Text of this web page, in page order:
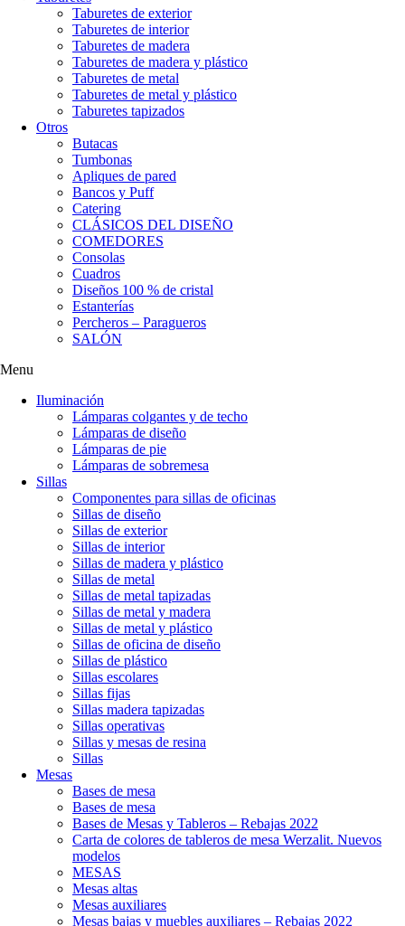
Taburetes de exterior
Taburetes de interior
Taburetes de madera
Taburetes de madera y plástico
Taburetes de metal
Taburetes de metal y plástico
Taburetes tapizados
Otros
Butacas
Tumbonas
Apliques de pared
Bancos y Puff
Catering
CLÁSICOS DEL DISEÑO
COMEDORES
Consolas
Cuadros
Diseños 100 % de cristal
Estanterías
Percheros – Paragueros
SALÓN
Menu
Iluminación
Lámparas colgantes y de techo
Lámparas de diseño
Lámparas de pie
Lámparas de sobremesa
Sillas
Componentes para sillas de oficinas
Sillas de diseño
Sillas de exterior
Sillas de interior
Sillas de madera y plástico
Sillas de metal
Sillas de metal tapizadas
Sillas de metal y madera
Sillas de metal y plástico
Sillas de oficina de diseño
Sillas de plástico
Sillas escolares
Sillas fijas
Sillas madera tapizadas
Sillas operativas
Sillas y mesas de resina
Sillas
Mesas
Bases de mesa
Bases de mesa
Bases de Mesas y Tableros – Rebajas 2022
Carta de colores de tableros de mesa Werzalit. Nuevos
modelos
MESAS
Mesas altas
Mesas auxiliares
Mesas bajas y muebles auxiliares – Rebajas 2022